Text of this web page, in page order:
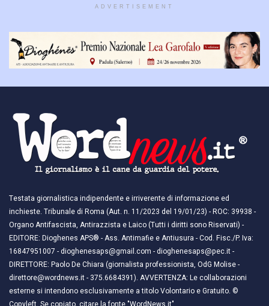
ADVERTISEMENT
Testata giornalistica indipendente e irriverente di informazione ed
inchieste. Tribunale di Roma (Aut. n. 11/2023 del 19/01/23) - ROC: 39938 -
Organo Antifascista, Antirazzista e Laico (Tutti i diritti sono Riservati) -
EDITORE: Dioghenes APS® - Ass. Antimafie e Antiusura - Cod. Fisc./P. Iva:
16847951007 - dioghenesaps@gmail.com - dioghenesaps@pec.it - ​​
DIRETTORE: Paolo De Chiara (giornalista professionista, OdG Molise -
direttore@wordnews.it - ​​375.6684391). AVVERTENZA: Le collaborazioni
esterne si intendono esclusivamente a titolo Volontario e Gratuito. ©